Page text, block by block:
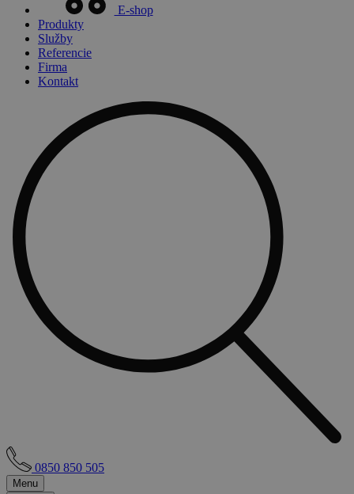
E-shop
Produkty
Služby
Referencie
Firma
Kontakt
0850 850 505
Menu